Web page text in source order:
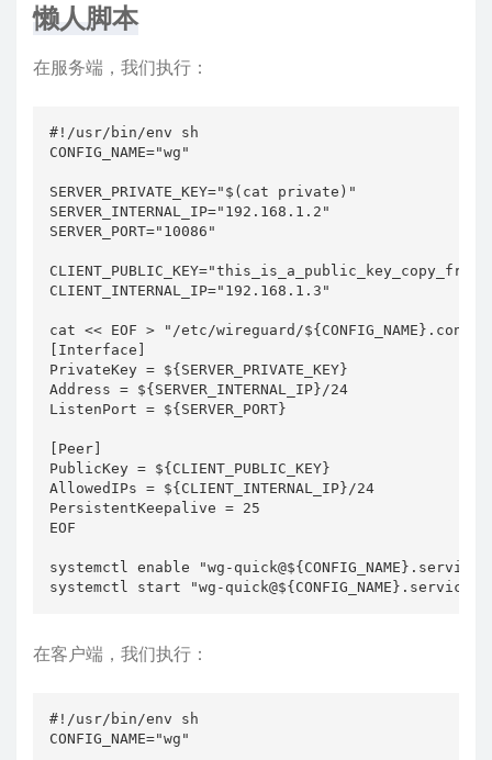
懒人脚本
在服务端，我们执行：
#!/usr/bin/env sh
CONFIG_NAME="wg"
SERVER_PRIVATE_KEY="$(cat private)"
SERVER_INTERNAL_IP="192.168.1.2"
SERVER_PORT="10086"
CLIENT_INTERNAL_IP="192.168.1.3"
cat << EOF > "/etc/wireguard/${CONFIG_NAME}.conf"
[Interface]
PrivateKey = ${SERVER_PRIVATE_KEY}
Address = ${SERVER_INTERNAL_IP}/24
ListenPort = ${SERVER_PORT}
[Peer]
PublicKey = ${CLIENT_PUBLIC_KEY}
AllowedIPs = ${CLIENT_INTERNAL_IP}/24
PersistentKeepalive = 25
EOF
systemctl enable "wg-quick@${CONFIG_NAME}.service"
systemctl start "wg-quick@${CONFIG_NAME}.service"
在客户端，我们执行：
#!/usr/bin/env sh
CONFIG_NAME="wg"